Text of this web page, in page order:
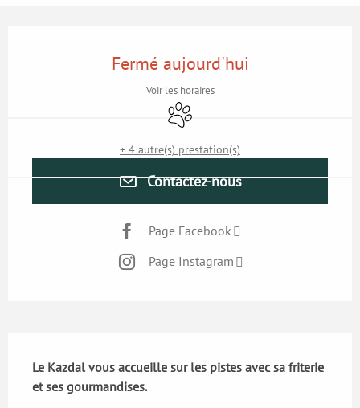
Fermé aujourd'hui
Voir les horaires
Animaux acceptés
+ 4 autre(s) prestation(s)
Contactez-nous
Page Facebook
Page Instagram
Le Kazdal vous accueille sur les pistes avec sa friterie
et ses gourmandises.